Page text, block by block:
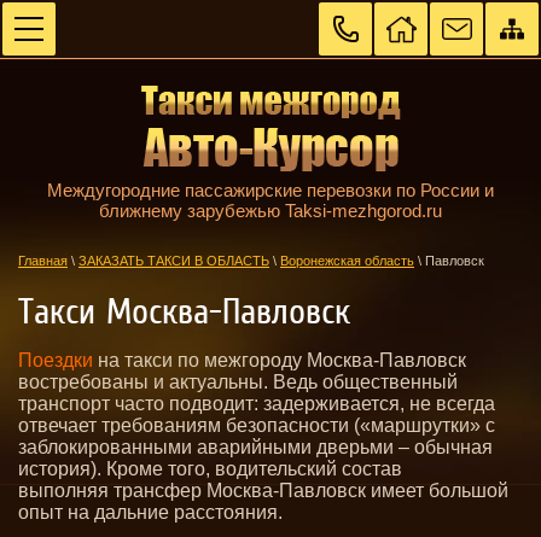
Междугородние пассажирские перевозки по России и
ближнему зарубежью Taksi-mezhgorod.ru
Главная \ ЗАКАЗАТЬ ТАКСИ В ОБЛАСТЬ \ Воронежская область \ Павловск
Такси Москва-Павловск
Поездки на такси по межгороду Москва-Павловск
востребованы и актуальны. Ведь общественный
транспорт часто подводит: задерживается, не всегда
отвечает требованиям безопасности («маршрутки» с
заблокированными аварийными дверьми – обычная
история). Кроме того, водительский состав
выполняя трансфер Москва-Павловск имеет большой
опыт на дальние расстояния.